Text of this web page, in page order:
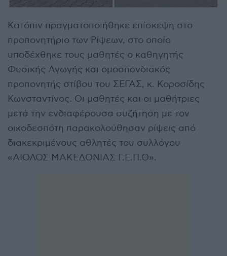
Κατόπιν πραγματοποιήθηκε επίσκεψη στο
προπονητήριο των Ρίψεων, στο οποίο
υποδέχθηκε τους μαθητές ο καθηγητής
Φυσικής Αγωγής και ομοσπονδιακός
προπονητής στίβου του ΣΕΓΑΣ, κ. Κοροσίδης
Κωνσταντίνος. Οι μαθητές και οι μαθήτριες
μετά την ενδιαφέρουσα συζήτηση με τον
οικοδεσπότη παρακολούθησαν ρίψεις από
διακεκριμένους αθλητές του συλλόγου
«ΑΙΟΛΟΣ ΜΑΚΕΔΟΝΙΑΣ Γ.Ε.Π.Θ».